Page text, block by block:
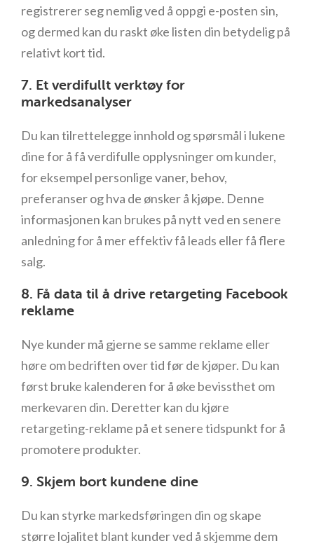
registrerer seg nemlig ved å oppgi e-posten sin,
og dermed kan du raskt øke listen din betydelig på
relativt kort tid.
7. Et verdifullt verktøy for
markedsanalyser
Du kan tilrettelegge innhold og spørsmål i lukene
dine for å få verdifulle opplysninger om kunder,
for eksempel personlige vaner, behov,
preferanser og hva de ønsker å kjøpe. Denne
informasjonen kan brukes på nytt ved en senere
anledning for å mer effektiv få leads eller få flere
salg.
8. Få data til å drive retargeting Facebook
reklame
Nye kunder må gjerne se samme reklame eller
høre om bedriften over tid før de kjøper. Du kan
først bruke kalenderen for å øke bevissthet om
merkevaren din. Deretter kan du kjøre
retargeting-reklame på et senere tidspunkt for å
promotere produkter.
9. Skjem bort kundene dine
Du kan styrke markedsføringen din og skape
større lojalitet blant kunder ved å skjemme dem